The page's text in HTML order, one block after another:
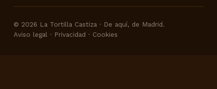
© 2026 La Tortilla Castiza · De aquí, de Madrid.
Aviso legal · Privacidad · Cookies